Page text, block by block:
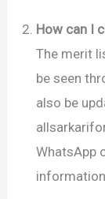
How can I
The merit
be seen
also be
WhatsApp